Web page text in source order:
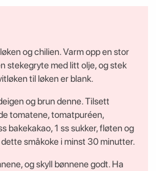
og chilien. Varm opp en stor
stekegryte med litt olje, og stek
til løken er blank.
og brun denne. Tilsett
tomatene, tomatpuréen,
bakekakao, 1 ss sukker, fløten og
småkoke i minst 30 minutter.
og skyll bønnene godt. Ha